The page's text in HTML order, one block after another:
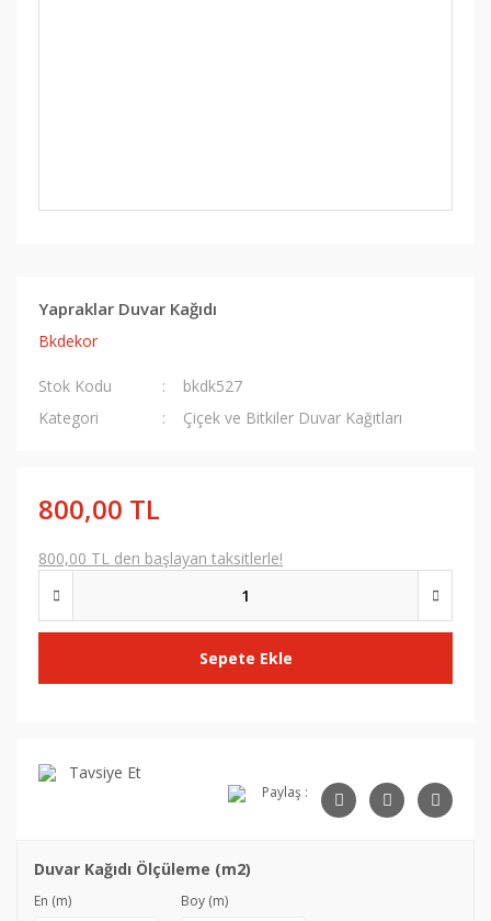
Yapraklar Duvar Kağıdı
Bkdekor
Stok Kodu
bkdk527
Kategori
Çiçek ve Bitkiler Duvar Kağıtları
800,00 TL
800,00 TL den başlayan taksitlerle!
Sepete Ekle
Tavsiye Et
Paylaş :
Duvar Kağıdı Ölçüleme (m2)
En (m) Boy (m)